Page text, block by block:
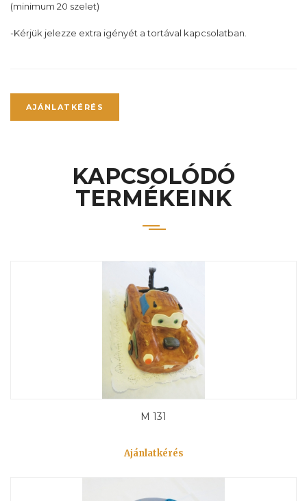
(minimum 20 szelet)
-Kérjük jelezze extra igényét a tortával kapcsolatban.
AJÁNLATKÉRÉS
KAPCSOLÓDÓ
TERMÉKEINK
M 131
Ajánlatkérés